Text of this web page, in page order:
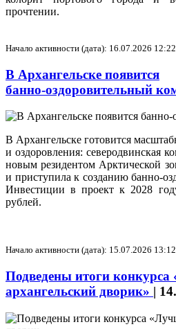
прочтении.
Начало активности (дата): 16.07.2026
В Архангельске появится
банно‑оздоровительный
В Архангельске готовится
и оздоровления: северодвинская
новым резидентом Арктической
и приступила к созданию
Инвестиции в проект к 2028
рублей.
Начало активности (дата): 15.07.2026
Подведены итоги
архангельский дворик» |